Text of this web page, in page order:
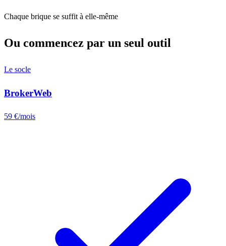
Chaque brique se suffit à elle-même
Ou commencez par un seul outil
Le socle
BrokerWeb
59 €/mois